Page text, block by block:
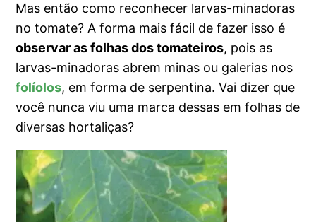
Mas então como reconhecer larvas-minadoras
no tomate? A forma mais fácil de fazer isso é
observar as folhas dos tomateiros, pois as
larvas-minadoras abrem minas ou galerias nos
folíolos, em forma de serpentina. Vai dizer que
você nunca viu uma marca dessas em folhas de
diversas hortaliças?